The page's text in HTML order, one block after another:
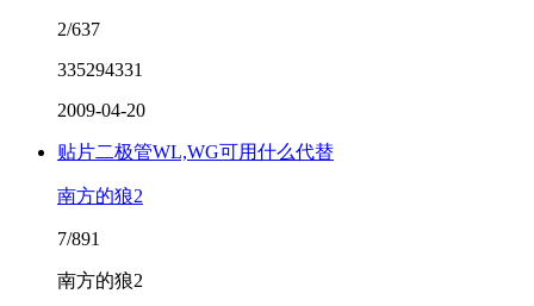
2/637
335294331
2009-04-20
贴片二极管WL,WG可用什么代替
南方的狼2
7/891
南方的狼2